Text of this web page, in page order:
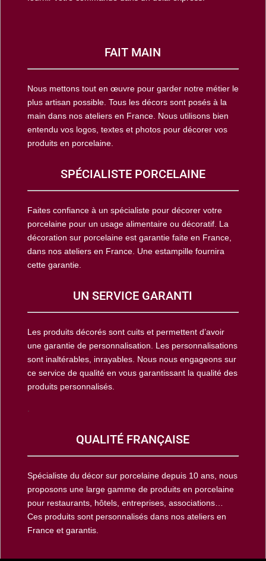
FAIT MAIN
Nous mettons tout en œuvre pour garder notre métier le
plus artisan possible. Tous les décors sont posés à la
main dans nos ateliers en France. Nous utilisons bien
entendu vos logos, textes et photos pour décorer vos
produits en porcelaine.
SPÉCIALISTE PORCELAINE
Faites confiance à un spécialiste pour décorer votre
porcelaine pour un usage alimentaire ou décoratif. La
décoration sur porcelaine est garantie faite en France,
dans nos ateliers en France. Une estampille fournira
cette garantie.
UN SERVICE GARANTI
Les produits décorés sont cuits et permettent d’avoir
une garantie de personnalisation. Les personnalisations
sont inaltérables, inrayables. Nous nous engageons sur
ce service de qualité en vous garantissant la qualité des
produits personnalisés.
QUALITÉ FRANÇAISE
Spécialiste du décor sur porcelaine depuis 10 ans, nous
proposons une large gamme de produits en porcelaine
pour restaurants, hôtels, entreprises, associations…
Ces produits sont personnalisés dans nos ateliers en
France et garantis.